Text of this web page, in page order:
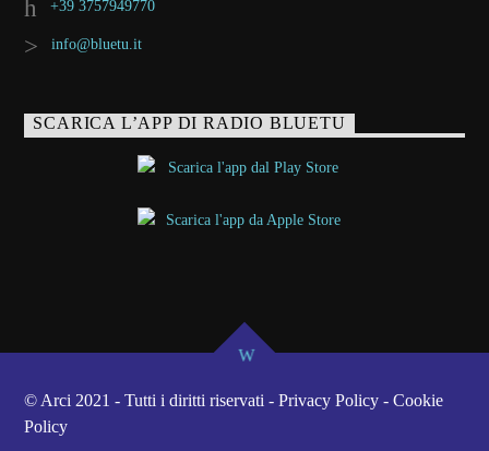
+39 3757949770
info@bluetu.it
SCARICA L’APP DI RADIO BLUETU
© Arci 2021 - Tutti i diritti riservati - Privacy Policy - Cookie
Policy